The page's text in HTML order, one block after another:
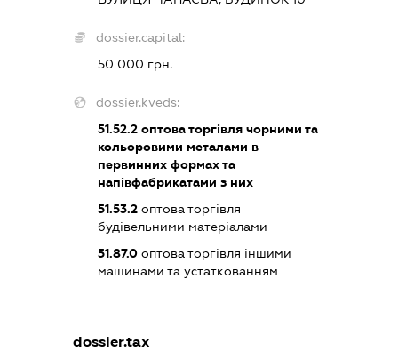
dossier.capital:
50 000 грн.
dossier.kveds:
51.52.2оптова торгівля чорними та
кольоровими металами в
первинних формах та
напівфабрикатами з них
51.53.2оптова торгівля
будівельними матеріалами
51.87.0оптова торгівля іншими
машинами та устаткованням
dossier.tax